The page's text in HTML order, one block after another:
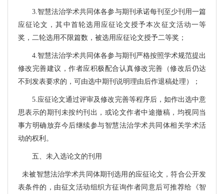
3. 智慧法治学术共同体各参与期刊承诺每刊至少刊用一篇
应征论文，其中首轮选用应征论文授予本次征文活动一等
奖，二轮选用不限篇数，被选用应征论文授予二等奖；
4. 智慧法治学术共同体各参与期刊严格按照学术规范提出
修改完善建议，作者应积极配合认真修改完善（修改后仍达
不到发表要求的，可由选中期刊说明理由后作退稿处理）；
5. 应征论文通过评审及修改完善等程序后，如作出选中意
思表示的期刊未按约刊出，或论文作者中途撤稿，均视同当
事方明确放弃今后继续参与智慧法治学术共同体相关学术活
动的权利。
五、未入选论文的刊用
未被智慧法治学术共同体期刊选用的应征论文，符合公开发
表条件的，由征文活动组织方征询作者同意后可推荐给《智